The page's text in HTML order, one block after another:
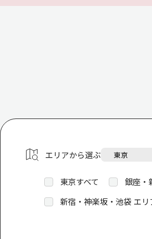
エリアから選ぶ 東京
東京すべて 銀座・
新宿・神楽坂・池袋 エリ